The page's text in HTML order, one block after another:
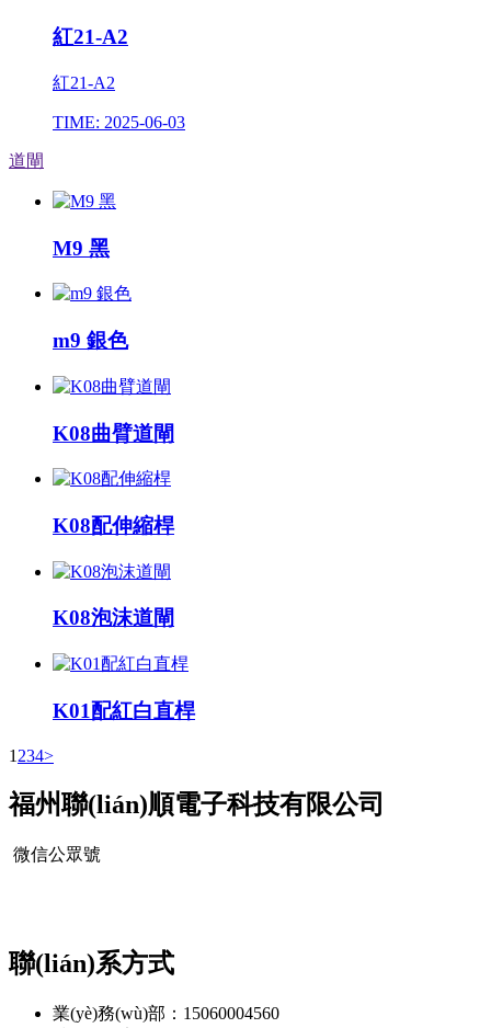
紅21-A2
紅21-A2
TIME: 2025-06-03
道閘
M9 黑
m9 銀色
K08曲臂道閘
K08配伸縮桿
K08泡沫道閘
K01配紅白直桿
1 234>
福州聯(lián)順電子科技有限公司
微信公眾號
聯(lián)系方式
業(yè)務(wù)部：15060004560